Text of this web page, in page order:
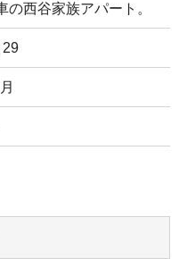
の西谷家族アパート。
29